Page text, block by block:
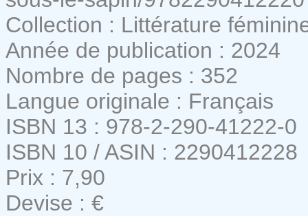
Collection : Littérature
Année de publication : 2024
Nombre de pages : 352
Langue originale : Français
ISBN 13 : 978-2-290-41222-0
ISBN 10 / ASIN : 2290412228
Prix : 7,90
Devise : €